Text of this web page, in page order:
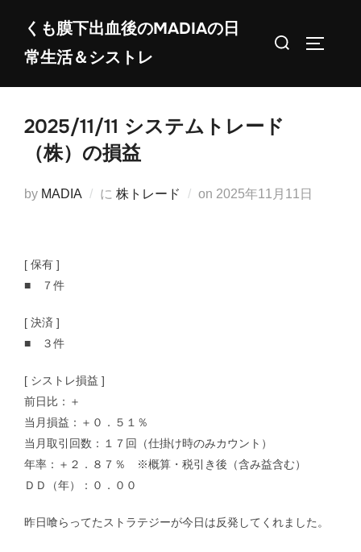
くも膜下出血後のMADIAの日
常生活＆シストレ
検
2025/11/11 システムトレード
（株）の損益
by MADIA に 株トレード on 投
2025年11月11日
[ 保有 ]
■ ７件
[ 決済 ]
■ ３件
[ シストレ損益 ]
前日比：＋
当月損益：＋０．５１％
当月取引回数：１７回（仕掛け時のみカウント）
年率：＋２．８７％ ※概算・税引き後（含み益含む）
ＤＤ（年）：０．００
昨日喰らってたストラテジーが今日は反発してくれました。